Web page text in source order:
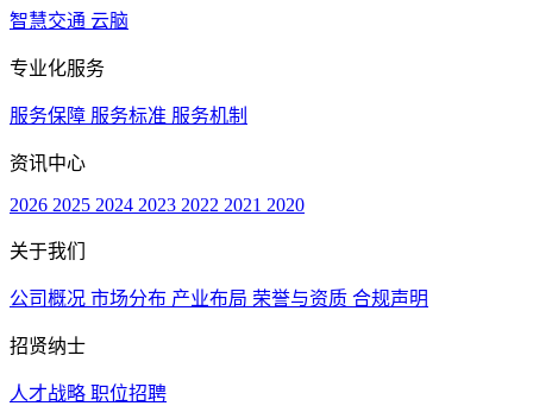
智慧交通 云脑
专业化服务
服务保障 服务标准 服务机制
资讯中心
2026 2025 2024 2023 2022 2021 2020
关于我们
公司概况 市场分布 产业布局 荣誉与资质 合规声明
招贤纳士
人才战略 职位招聘